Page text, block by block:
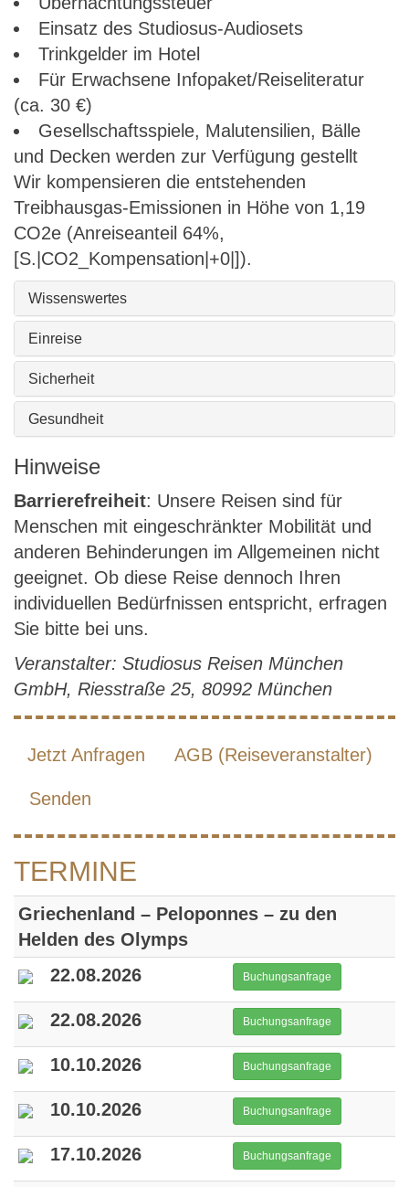
Einsatz des Studiosus-Audiosets
Trinkgelder im Hotel
Für Erwachsene Infopaket/Reiseliteratur
(ca. 30 €)
Gesellschaftsspiele, Malutensilien, Bälle
und Decken werden zur Verfügung gestellt
Wir kompensieren die entstehenden
Treibhausgas-Emissionen in Höhe von 1,19
CO2e (Anreiseanteil 64%,
[S.|CO2_Kompensation|+0|]).
Wissenswertes
Einreise
Sicherheit
Gesundheit
Hinweise
Barrierefreiheit: Unsere Reisen sind für
Menschen mit eingeschränkter Mobilität und
anderen Behinderungen im Allgemeinen nicht
geeignet. Ob diese Reise dennoch Ihren
individuellen Bedürfnissen entspricht, erfragen
Sie bitte bei uns.
Veranstalter: Studiosus Reisen München
GmbH, Riesstraße 25, 80992 München
Jetzt Anfragen AGB (Reiseveranstalter)
Senden
TERMINE
Griechenland – Peloponnes – zu den
Helden des Olymps
22.08.2026
Buchungsanfrage
22.08.2026 Buchungsanfrage
10.10.2026 Buchungsanfrage
10.10.2026 Buchungsanfrage
17.10.2026 Buchungsanfrage